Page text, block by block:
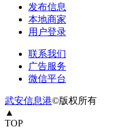
发布信息
本地商家
用户登录
联系我们
广告服务
微信平台
武安信息港©版权所有
▲
TOP